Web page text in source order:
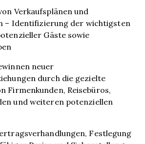
Verkaufsplänen und
– Identifizierung der wichtigsten
Gäste sowie
neuer
durch die gezielte
Firmenkunden, Reisebüros,
und weiteren potenziellen
Festlegung